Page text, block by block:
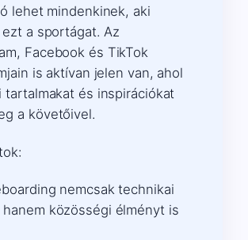
lehet mindenkinek, aki
a sportágat. Az
Facebook és TikTok
is aktívan jelen van, ahol
tartalmakat és inspirációkat
a követőivel.
nemcsak technikai
közösségi élményt is